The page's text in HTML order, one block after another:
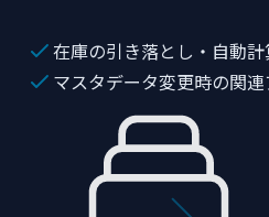
在庫の引き落とし・自動
マスタデータ変更時の関